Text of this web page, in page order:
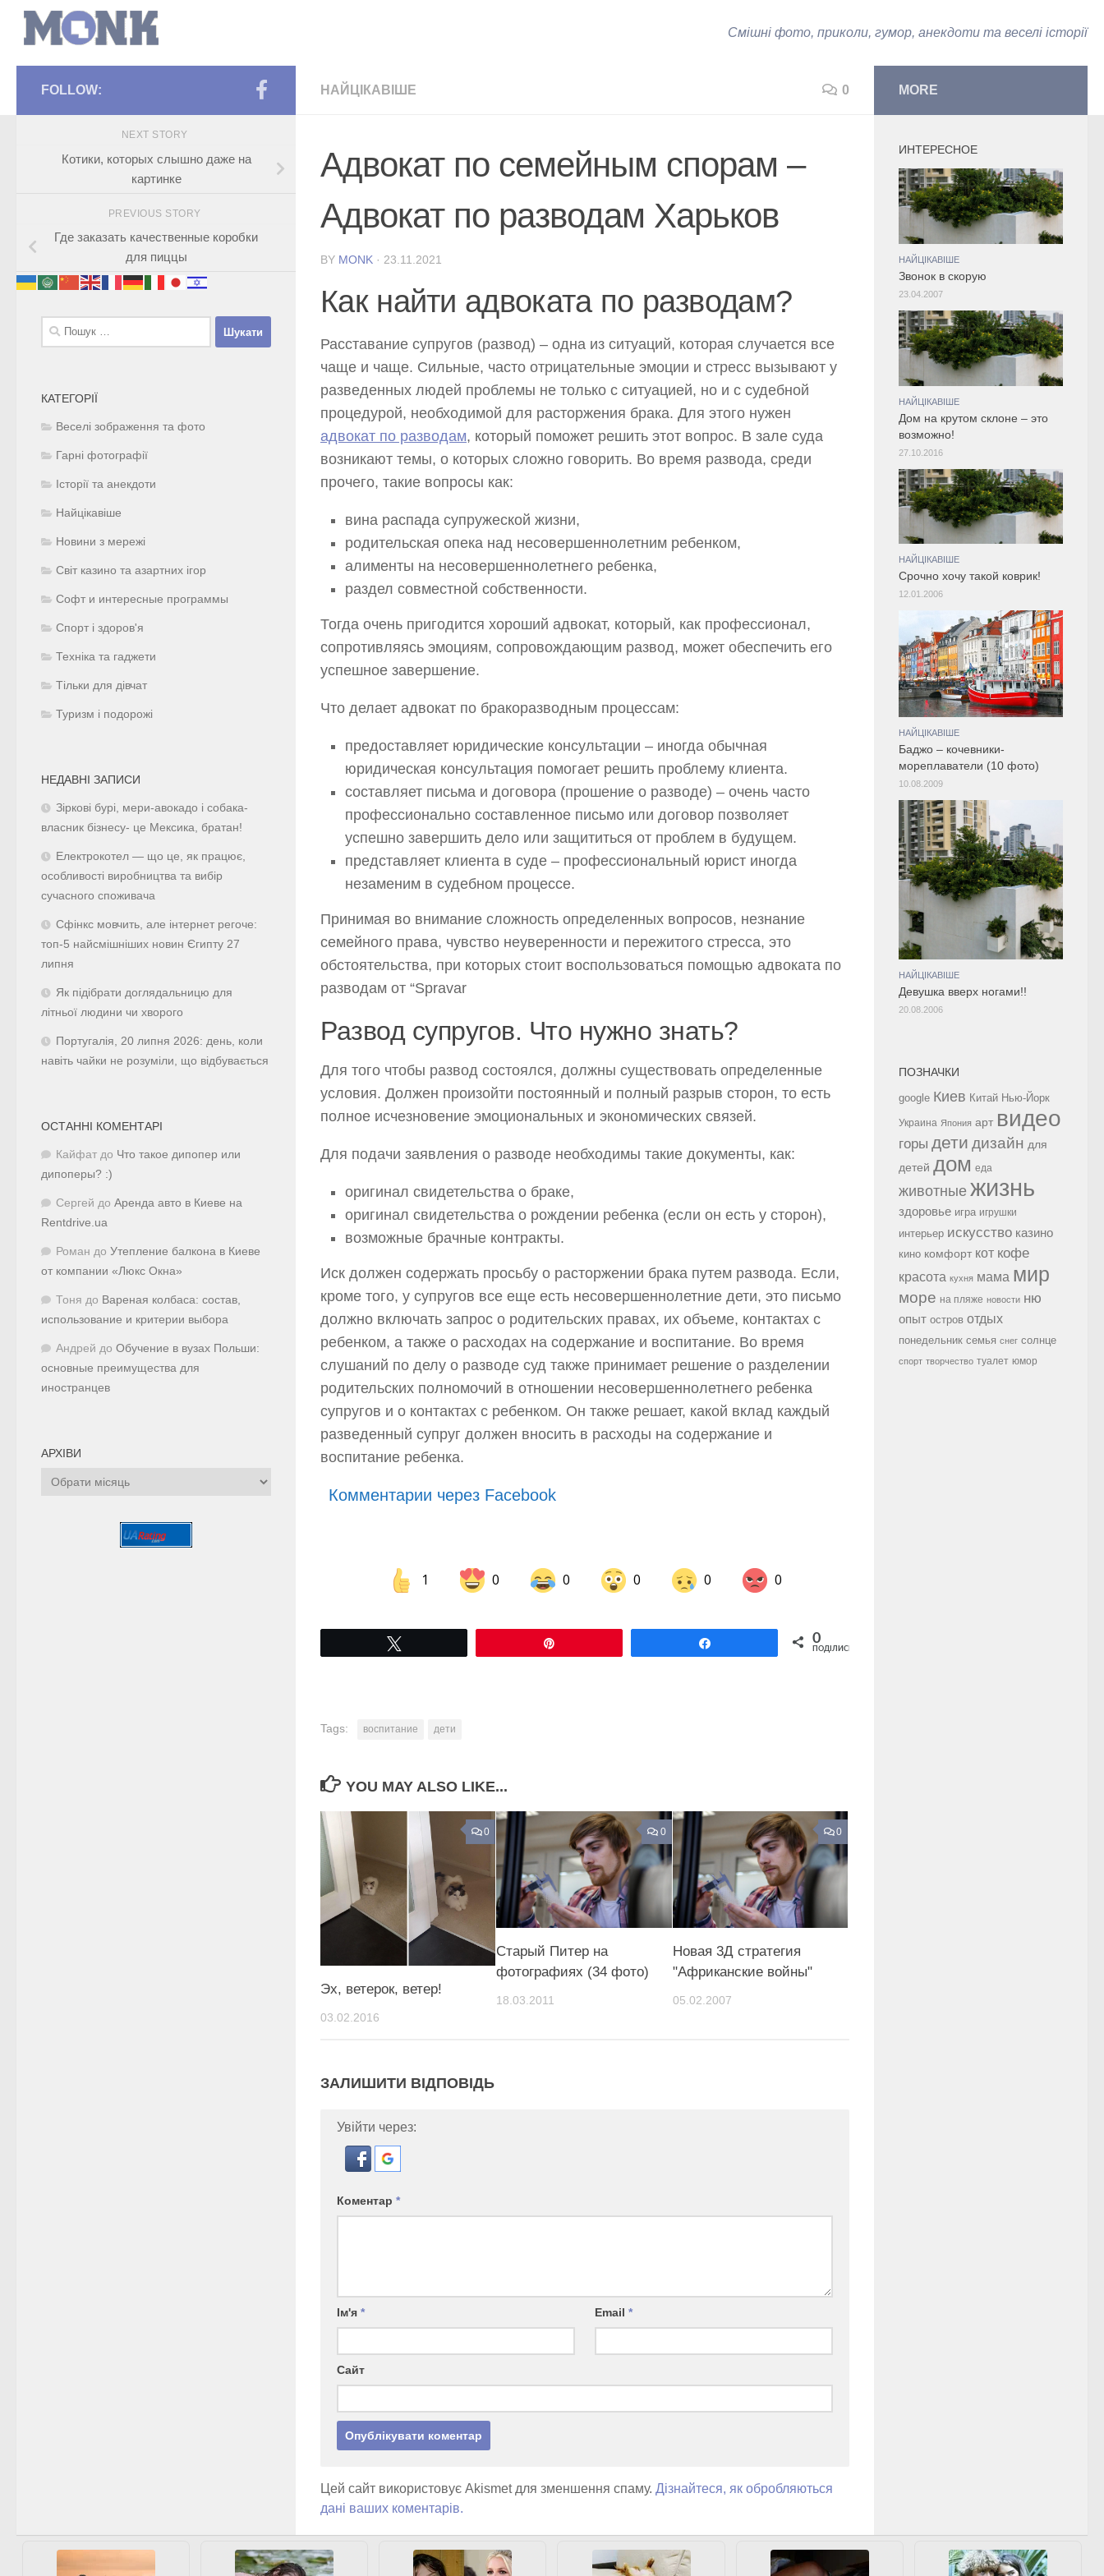
Смішні фото, приколи, гумор, анекдоти та веселі історії
НАЙЦІКАВІШЕ 0
Адвокат по семейным спорам –
Адвокат по разводам Харьков
BY MONK · 23.11.2021
Как найти адвоката по разводам?
Расставание супругов (развод) – одна из ситуаций, которая случается все
чаще и чаще. Сильные, часто отрицательные эмоции и стресс вызывают у
разведенных людей проблемы не только с ситуацией, но и с судебной
процедурой, необходимой для расторжения брака. Для этого нужен
адвокат по разводам, который поможет решить этот вопрос. В зале суда
возникают темы, о которых сложно говорить. Во время развода, среди
прочего, такие вопросы как:
вина распада супружеской жизни,
родительская опека над несовершеннолетним ребенком,
алименты на несовершеннолетнего ребенка,
раздел совместной собственности.
Тогда очень пригодится хороший адвокат, который, как профессионал,
сопротивляясь эмоциям, сопровождающим развод, может обеспечить его
успешное завершение.
Что делает адвокат по бракоразводным процессам:
предоставляет юридические консультации – иногда обычная
юридическая консультация помогает решить проблему клиента.
составляет письма и договора (прошение о разводе) – очень часто
профессионально составленное письмо или договор позволяет
успешно завершить дело или защититься от проблем в будущем.
представляет клиента в суде – профессиональный юрист иногда
незаменим в судебном процессе.
Принимая во внимание сложность определенных вопросов, незнание
семейного права, чувство неуверенности и пережитого стресса, это
обстоятельства, при которых стоит воспользоваться помощью адвоката по
разводам от “Spravar
Развод супругов. Что нужно знать?
Для того чтобы развод состоялся, должны существовать определенные
условия. Должен произойти постоянный и полный разрыв сторон, то есть
полное исчезновение эмоциональных и экономических связей.
Для подачи заявления о разводе необходимы такие документы, как:
оригинал свидетельства о браке,
оригинал свидетельства о рождении ребенка (если он есть у сторон),
возможные брачные контракты.
Иск должен содержать просьбу о расторжении брака путем развода. Если,
кроме того, у супругов все еще есть несовершеннолетние дети, это письмо
должно включать запрос о родительских правах, их объеме, контактах с
ребенком, а также о расходах на содержание и воспитание. Во время
слушаний по делу о разводе суд также принимает решение о разделении
родительских полномочий в отношении несовершеннолетнего ребенка
супругов и о контактах с ребенком. Он также решает, какой вклад каждый
разведенный супруг должен вносить в расходы на содержание и
воспитание ребенка.
Комментарии через Facebook
1 0 0 0 0 0
Share on Facebook Share on LinkedIn Share on Twitter 0
ПОДІЛИСЬ
Tags: воспитание дети
YOU MAY ALSO LIKE...
0
Эх, ветерок, ветер!
03.02.2016
0
Старый Питер на
фотографиях (34 фото)
18.03.2011
0
Новая 3Д стратегия
"Африканские войны"
05.02.2007
ЗАЛИШИТИ ВІДПОВІДЬ
Увійти через:
Коментар *
Ім'я * Email*
Сайт
Цей сайт використовує Akismet для зменшення спаму. Дізнайтеся, як обробляються
дані ваших коментарів.
FOLLOW:
NEXT STORY
Котики, которых слышно даже на
картинке
PREVIOUS STORY
Где заказать качественные коробки
для пиццы
Пошук:
КАТЕГОРІЇ
Веселі зображення та фото
Гарні фотографії
Історії та анекдоти
Найцікавіше
Новини з мережі
Світ казино та азартних ігор
Софт и интересные программы
Спорт і здоров'я
Техніка та гаджети
Тільки для дівчат
Туризм і подорожі
НЕДАВНІ ЗАПИСИ
Зіркові бурі, мери-авокадо і собака-
власник бізнесу- це Мексика, братан!
Електрокотел — що це, як працює,
особливості виробництва та вибір
сучасного споживача
Сфінкс мовчить, але інтернет регоче:
топ-5 найсмішніших новин Єгипту 27
липня
Як підібрати доглядальницю для
літньої людини чи хворого
Португалія, 20 липня 2026: день, коли
навіть чайки не розуміли, що відбувається
ОСТАННІ КОМЕНТАРІ
Кайфат до Что такое дипопер или
дипоперы? :)
Сергей до Аренда авто в Киеве на
Rentdrive.ua
Роман до Утепление балкона в Киеве
от компании «Люкс Окна»
Тоня до Вареная колбаса: состав,
использование и критерии выбора
Андрей до Обучение в вузах Польши:
основные преимущества для
иностранцев
АРХІВИ
Архіви
MORE
ИНТЕРЕСНОЕ
НАЙЦІКАВІШЕ
Звонок в скорую
23.04.2007
НАЙЦІКАВІШЕ
Дом на крутом склоне – это
возможно!
27.10.2016
НАЙЦІКАВІШЕ
Срочно хочу такой коврик!
12.01.2006
НАЙЦІКАВІШЕ
Баджо – кочевники-
мореплаватели (10 фото)
10.08.2009
НАЙЦІКАВІШЕ
Девушка вверх ногами!!
20.08.2006
ПОЗНАЧКИ
google Киев Китай Нью-Йорк
Украина Япония арт видео
горы дети дизайн для
детей дом еда
животные жизнь
здоровье игра игрушки
интерьер искусство казино
кино комфорт кот кофе
красота кухня мама мир
море на пляже новости ню
опыт остров отдых
понедельник семья снег солнце
спорт творчество туалет юмор